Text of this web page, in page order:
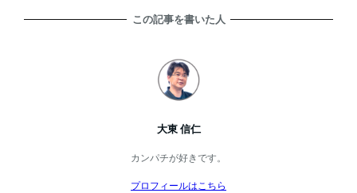
この記事を書いた人
大東 信仁
カンパチが好きです。
プロフィールはこちら